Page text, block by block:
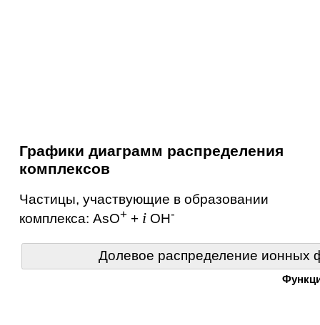
Графики диаграмм распределения
комплексов
Частицы, участвующие в образовании
комплекса: AsO++ iOH-
Долевое распределение ионных